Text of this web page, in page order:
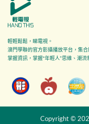
輕輕鬆鬆，睇電視。
澳門學聯的官方影攝播放平台，集
掌握資訊，掌握"年輕人”思維、潮流
Copyright ©